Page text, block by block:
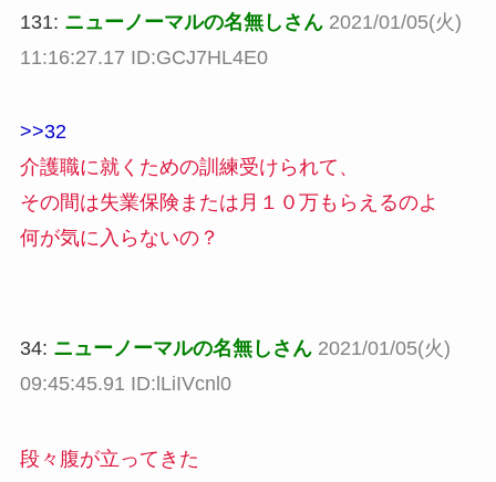
131: ニューノーマルの名無しさん 2021/01/05(火)
11:16:27.17 ID:GCJ7HL4E0
>>32
介護職に就くための訓練受けられて、
その間は失業保険または月１０万もらえるのよ
何が気に入らないの？
34: ニューノーマルの名無しさん 2021/01/05(火)
09:45:45.91 ID:lLiIVcnl0
段々腹が立ってきた